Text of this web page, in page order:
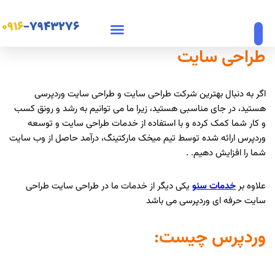
به
محتوا
۰۹۱۶-۷۹۴۳۲۷۶
طراحی سایت
اگر به دنبال بهترین شرکت طراحی سایت و طراحی سایت وردپرسی
هستید، در جای مناسبی هستید، زیرا ما می توانیم به رشد و رونق کسب
و کار شما کمک کرده و با استفاده از خدمات طراحی سایت و توسعه
وردپرس ارائه شده توسط تیم میخک مارکتینگ، درآمد حاصل از وب سایت
شما را افزایش دهیم. .
علاوه برخدمات سئو یکی دیگر از خدمات ما در طراحی سایت طراحی
سایت حرفه ای وردپرسی می باشد
وردپرس چیست: